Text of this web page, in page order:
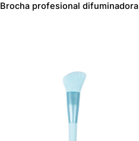
Brocha profesional difuminadora